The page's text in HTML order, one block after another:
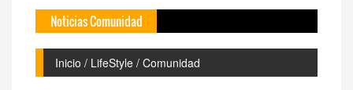
Noticias Comunidad
Inicio / LifeStyle / Comunidad